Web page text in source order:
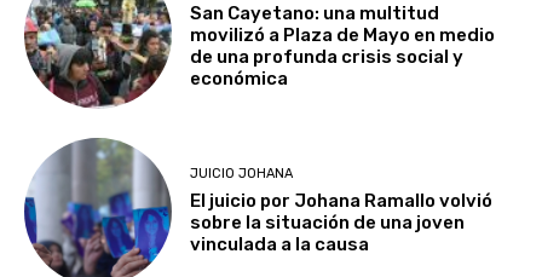
San Cayetano: una multitud
movilizó a Plaza de Mayo en medio
de una profunda crisis social y
económica
JUICIO JOHANA
El juicio por Johana Ramallo volvió
sobre la situación de una joven
vinculada a la causa